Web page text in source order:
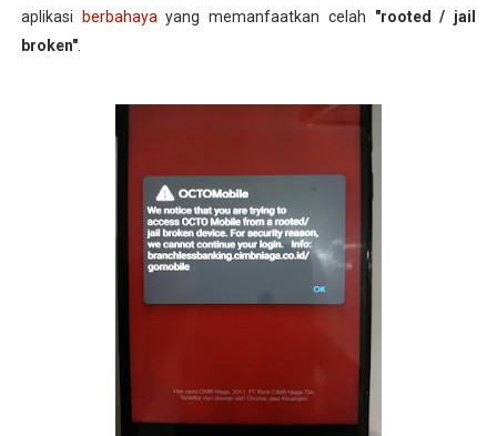
aplikasi
berbahaya yang memanfaatkan celah "rooted / jail
broken".